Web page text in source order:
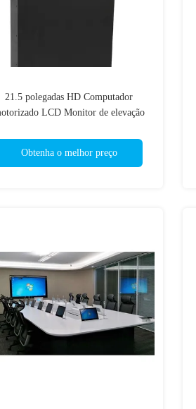
21.5 polegadas HD Computador
LCD Monitor de elevação
Obtenha o melhor preço